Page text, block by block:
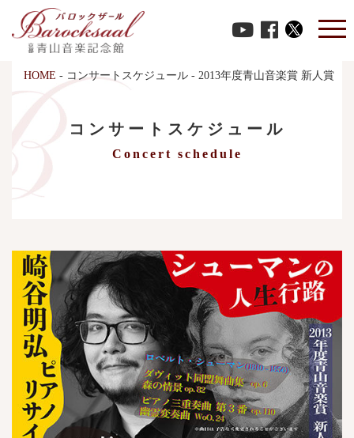
HOME - コンサートスケジュール - 2013年度青山音楽賞 新人賞
コンサートスケジュール
Concert schedule